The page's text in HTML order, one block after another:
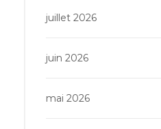
juillet 2026
juin 2026
mai 2026